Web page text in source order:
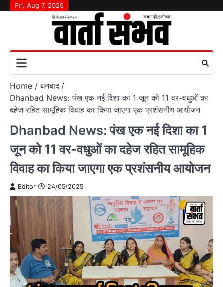
SkipFri, Aug 7, 2026
Home
धनबाद
Dhanbad News: पंख एक नई दिशा का 1 जून को 11 वर-वधुओं का
दहेज रहित सामूहिक विवाह का किया जाएगा एक प्रशंसनीय आयोजन
Dhanbad News: पंख एक नई दिशा का 1
जून को 11 वर-वधुओं का दहेज रहित सामूहिक
विवाह का किया जाएगा एक प्रशंसनीय आयोजन
Editor 24/05/2025